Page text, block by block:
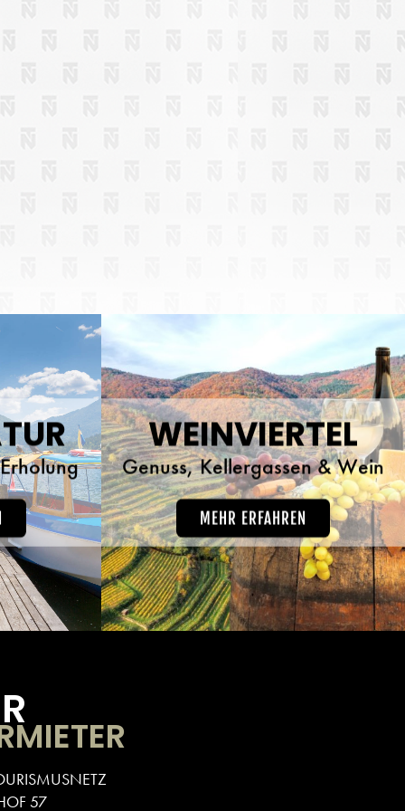
WEINVIERTEL
Genuss, Kellergassen & Wein
MEHR ERFAHREN
57